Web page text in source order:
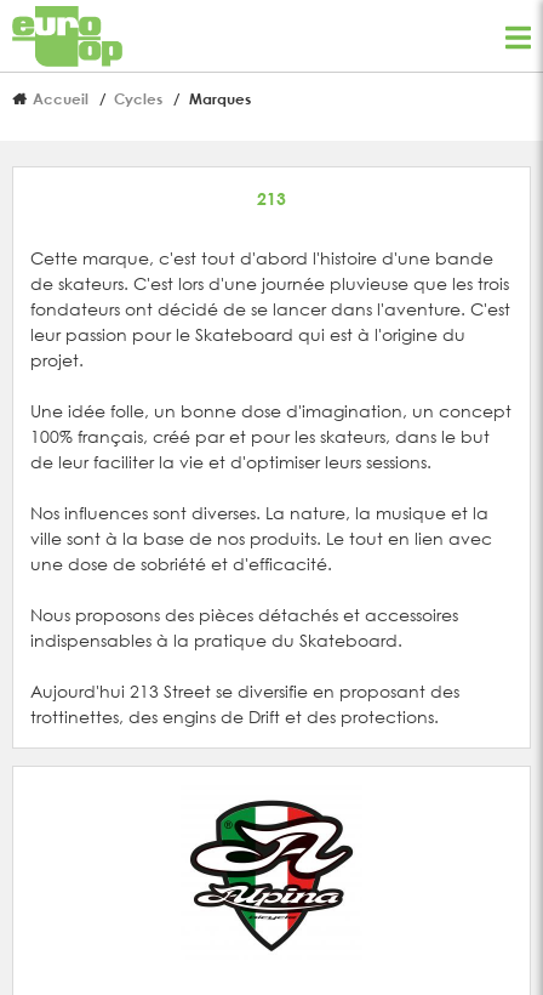
Accueil Cycles Marques
213
Cette marque, c'est tout d'abord l'histoire d'une bande
de skateurs. C'est lors d'une journée pluvieuse que les trois
fondateurs ont décidé de se lancer dans l'aventure. C'est
leur passion pour le Skateboard qui est à l'origine du
projet.
Une idée folle, un bonne dose d'imagination, un concept
100% français, créé par et pour les skateurs, dans le but
de leur faciliter la vie et d'optimiser leurs sessions.
Nos influences sont diverses. La nature, la musique et la
ville sont à la base de nos produits. Le tout en lien avec
une dose de sobriété et d'efficacité.
Nous proposons des pièces détachés et accessoires
indispensables à la pratique du Skateboard.
Aujourd'hui 213 Street se diversifie en proposant des
trottinettes, des engins de Drift et des protections.